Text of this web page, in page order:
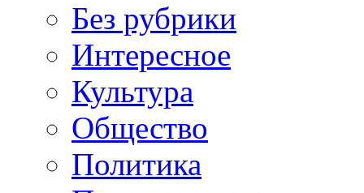
Без рубрики
Интересное
Культура
Общество
Политика